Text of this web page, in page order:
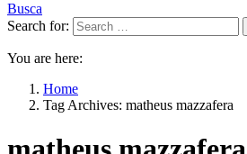
Busca
Search for:
You are here:
Home
Tag Archives: matheus mazzafera